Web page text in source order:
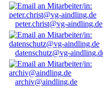
peter.christ@vg-aindling.de
datenschutz@vg-
archiv@aindling.de